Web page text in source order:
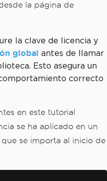
la página de
la clave de licencia y
global antes de llamar
Esto asegura un
correcto
en este tutorial
se ha aplicado en un
que se importa al inicio de